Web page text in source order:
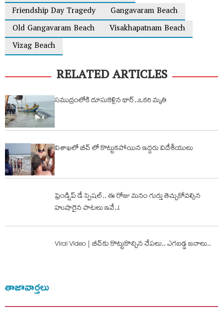
Friendship Day Tragedy
Gangavaram Beach
Old Gangavaram Beach
Visakhapatnam Beach
Vizag Beach
RELATED ARTICLES
సముద్రంలోకి దూసుకెళ్లిన థార్..ఒకరి మృతి
విశాఖలో బీచ్ లో కొట్టుకపోయిన ఇద్దరు విదేశీయులు
ఫ్రెండ్షిప్ డే స్పెష‌ల్.. ఈ రోజు మ‌నం గుర్తు తెచ్చుకోవ‌ల్సిన
హుషారైన పాట‌లు ఇవే..!
Viral Video | బీచ్‌కు కొట్టుకొచ్చిన చేప‌లు.. ఎగ‌బ‌డ్డ జ‌నాలు..
తాజావార్తలు